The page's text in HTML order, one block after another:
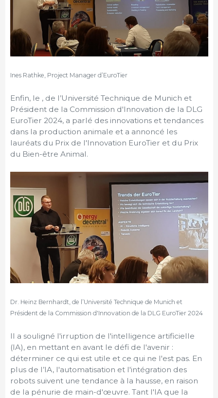
Ines Rathke, Project Manager d’EuroTier
Enfin, le , de l’Université Technique de Munich et
Président de la Commission d'Innovation de la DLG
EuroTier 2024, a parlé des innovations et tendances
dans la production animale et a annoncé les
lauréats du Prix de l'Innovation EuroTier et du Prix
du Bien-être Animal.
Dr. Heinz Bernhardt, de l’Université Technique de Munich et
Président de la Commission d'Innovation de la DLG EuroTier 2024
Il a souligné l'irruption de l'intelligence artificielle
(IA), en mettant en avant le défi de l'avenir :
déterminer ce qui est utile et ce qui ne l'est pas. En
plus de l’IA, l'automatisation et l'intégration des
robots suivent une tendance à la hausse, en raison
de la pénurie de main-d'œuvre. Tant l'IA que la